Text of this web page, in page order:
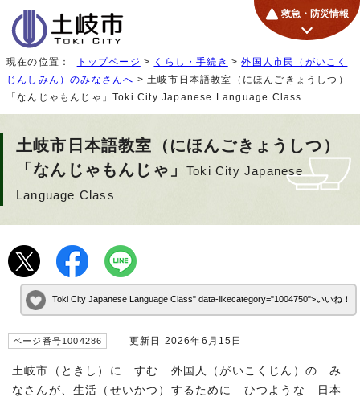
救急・防災情報
現在の位置： トップページ > くらし・手続き >外国人市民（がいこく
じんしみん）のみなさんへ > 土岐市日本語教室（にほんごきょうしつ）
「なんじゃもんじゃ」 Toki City Japanese Language Class
土岐市日本語教室（にほんごきょうしつ）
「なんじゃもんじゃ」
Toki City Japanese
Language Class
Toki City Japanese Language Class" data-likecategory="1004750">いいね！
ページ番号1004286 更新日 2026年6月15日
土岐市（ときし）に すむ 外国人（がいこくじん）の み
なさんが、生活（せいかつ）するために ひつような 日本